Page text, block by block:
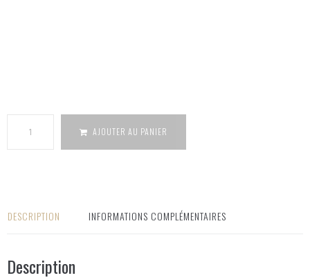
AJOUTER AU PANIER
DESCRIPTION INFORMATIONS COMPLÉMENTAIRES
Description